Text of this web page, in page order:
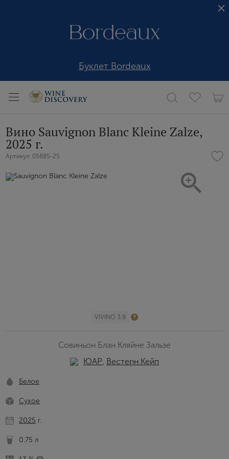
Буклет Bordeaux
Вино Sauvignon Blanc Kleine Zalze,
2025 г.
Артикул: 05885-25
VIVINO 3.9
Совиньон Блан Кляйне Зальзе
ЮАР, Вестерн Кейп
Белое
Сухое
2025 г.
0.75 л